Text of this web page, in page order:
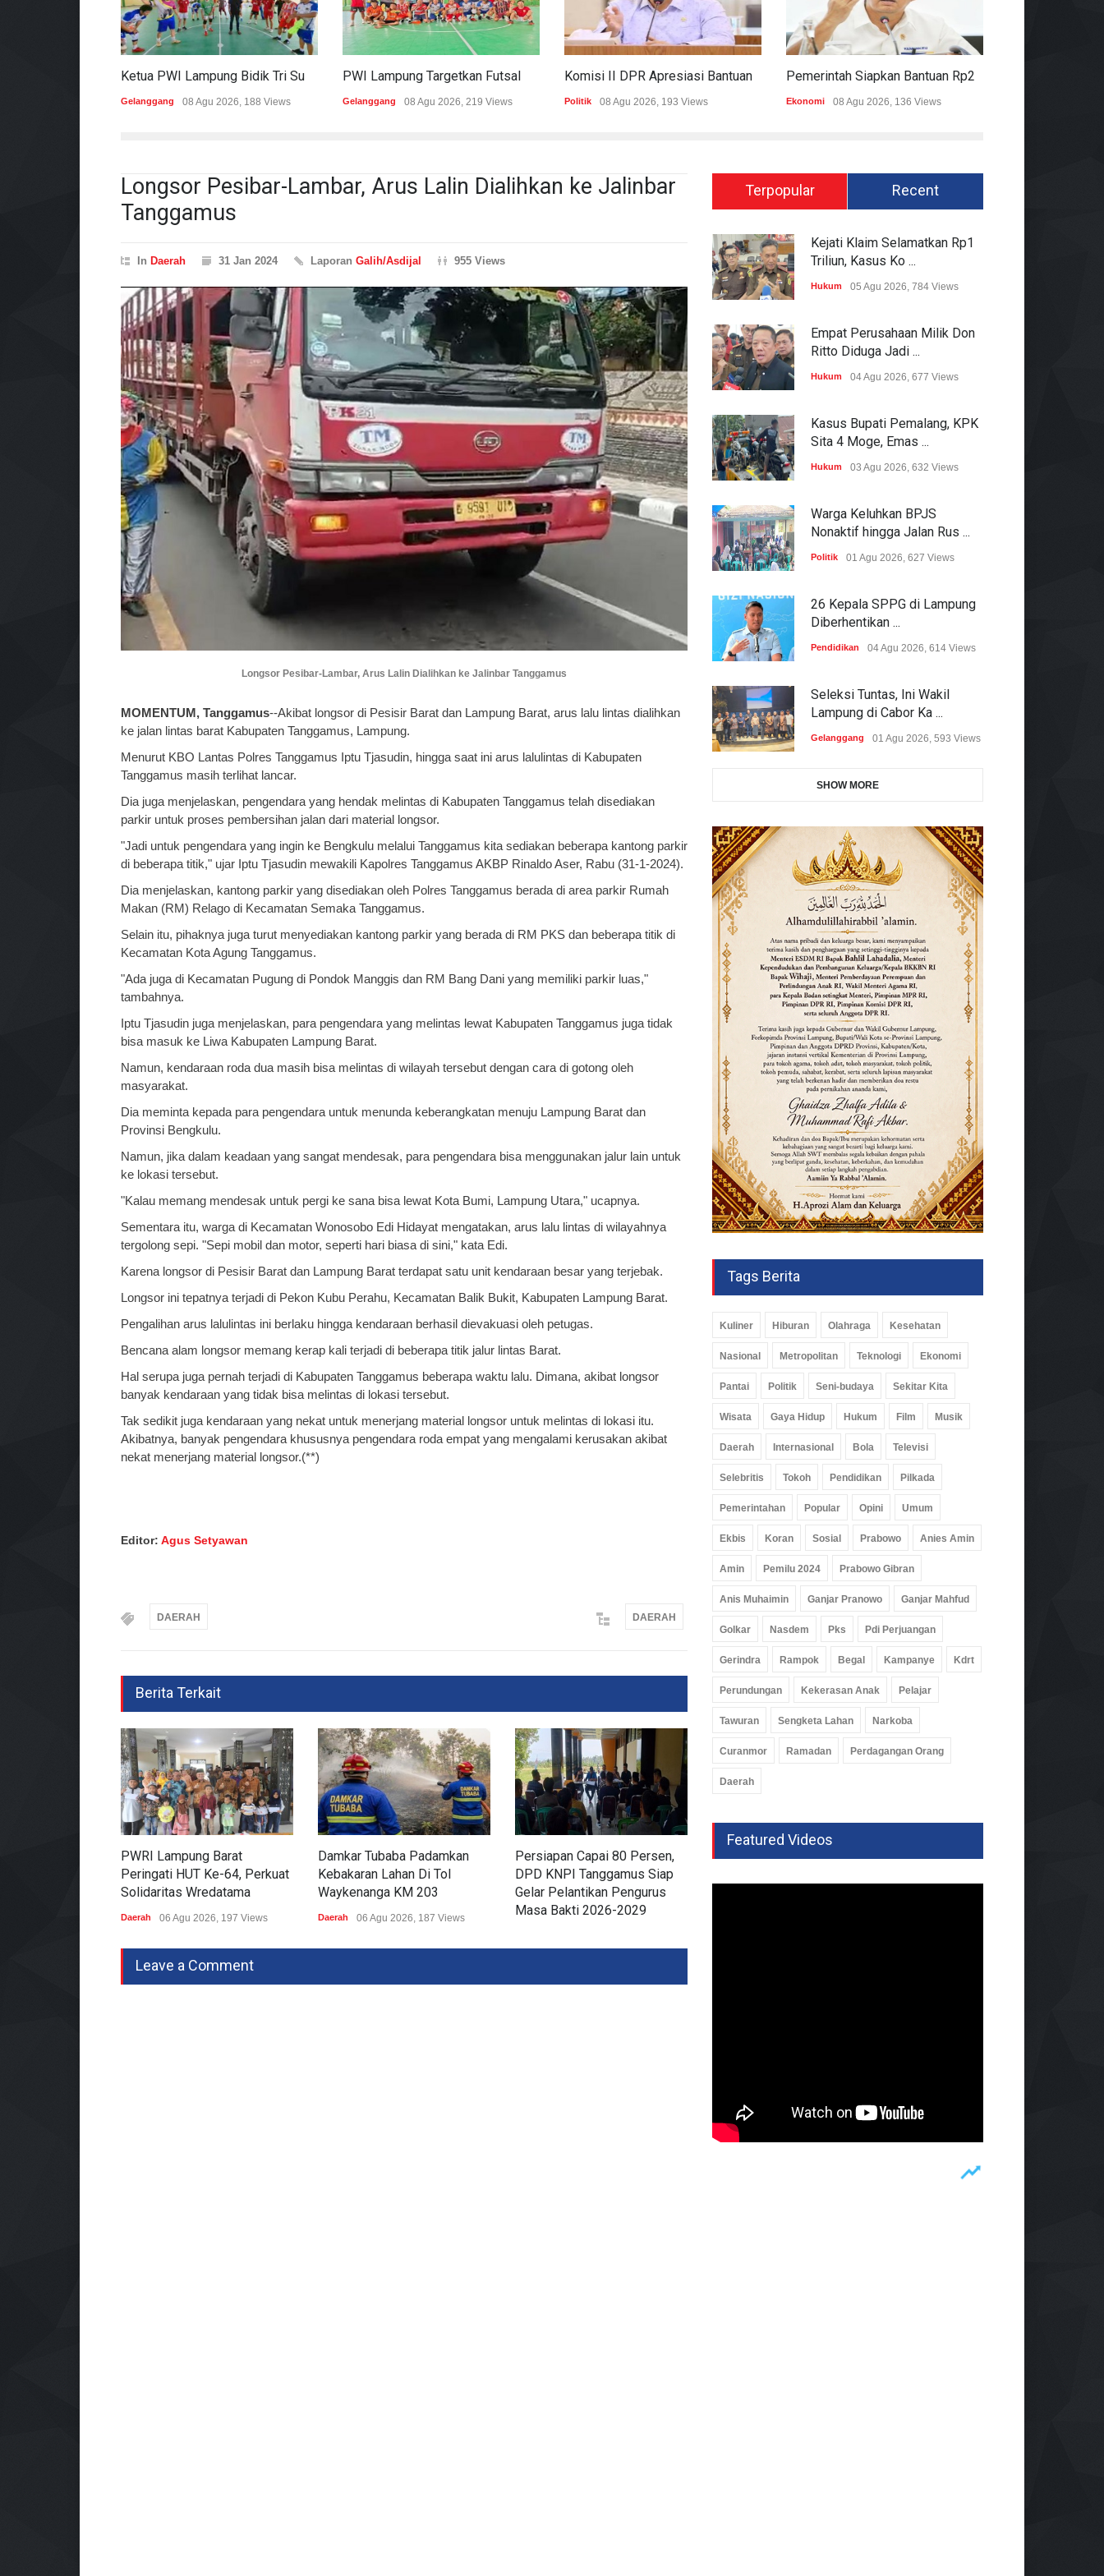
Gelanggang 08 Agu 2026, 188 Views Gelanggang 08 Agu 2026, 219 Views Politik 08 Agu 2026, 193 Views Ekonomi 08 Agu 2026, 136 Views
Longsor Pesibar-Lambar, Arus Lalin Dialihkan ke Jalinbar
Tanggamus
In Daerah 31 Jan 2024 Laporan Galih/Asdijal 955 Views
Longsor Pesibar-Lambar, Arus Lalin Dialihkan ke Jalinbar Tanggamus
MOMENTUM, Tanggamus--Akibat longsor di Pesisir Barat dan Lampung Barat, arus lalu lintas dialihkan
ke jalan lintas barat Kabupaten Tanggamus, Lampung.
Menurut KBO Lantas Polres Tanggamus Iptu Tjasudin, hingga saat ini arus lalulintas di Kabupaten
Tanggamus masih terlihat lancar.
Dia juga menjelaskan, pengendara yang hendak melintas di Kabupaten Tanggamus telah disediakan
parkir untuk proses pembersihan jalan dari material longsor.
"Jadi untuk pengendara yang ingin ke Bengkulu melalui Tanggamus kita sediakan beberapa kantong parkir
di beberapa titik," ujar Iptu Tjasudin mewakili Kapolres Tanggamus AKBP Rinaldo Aser, Rabu (31-1-2024).
Dia menjelaskan, kantong parkir yang disediakan oleh Polres Tanggamus berada di area parkir Rumah
Makan (RM) Relago di Kecamatan Semaka Tanggamus.
Selain itu, pihaknya juga turut menyediakan kantong parkir yang berada di RM PKS dan beberapa titik di
Kecamatan Kota Agung Tanggamus.
"Ada juga di Kecamatan Pugung di Pondok Manggis dan RM Bang Dani yang memiliki parkir luas,"
tambahnya.
Iptu Tjasudin juga menjelaskan, para pengendara yang melintas lewat Kabupaten Tanggamus juga tidak
bisa masuk ke Liwa Kabupaten Lampung Barat.
Namun, kendaraan roda dua masih bisa melintas di wilayah tersebut dengan cara di gotong oleh
masyarakat.
Dia meminta kepada para pengendara untuk menunda keberangkatan menuju Lampung Barat dan
Provinsi Bengkulu.
Namun, jika dalam keadaan yang sangat mendesak, para pengendara bisa menggunakan jalur lain untuk
ke lokasi tersebut.
"Kalau memang mendesak untuk pergi ke sana bisa lewat Kota Bumi, Lampung Utara," ucapnya.
Sementara itu, warga di Kecamatan Wonosobo Edi Hidayat mengatakan, arus lalu lintas di wilayahnya
tergolong sepi. "Sepi mobil dan motor, seperti hari biasa di sini," kata Edi.
Karena longsor di Pesisir Barat dan Lampung Barat terdapat satu unit kendaraan besar yang terjebak.
Longsor ini tepatnya terjadi di Pekon Kubu Perahu, Kecamatan Balik Bukit, Kabupaten Lampung Barat.
Pengalihan arus lalulintas ini berlaku hingga kendaraan berhasil dievakuasi oleh petugas.
Bencana alam longsor memang kerap kali terjadi di beberapa titik jalur lintas Barat.
Hal serupa juga pernah terjadi di Kabupaten Tanggamus beberapa waktu lalu. Dimana, akibat longsor
banyak kendaraan yang tidak bisa melintas di lokasi tersebut.
Tak sedikit juga kendaraan yang nekat untuk menerjang material longsor untuk melintas di lokasi itu.
Akibatnya, banyak pengendara khususnya pengendara roda empat yang mengalami kerusakan akibat
nekat menerjang material longsor.(**)
Editor: Agus Setyawan
DAERAH DAERAH
Berita Terkait
PWRI Lampung Barat
Peringati HUT Ke-64, Perkuat
Solidaritas Wredatama
Daerah 06 Agu 2026, 197 Views
Damkar Tubaba Padamkan
Kebakaran Lahan Di Tol
Waykenanga KM 203
Daerah 06 Agu 2026, 187 Views
Persiapan Capai 80 Persen,
DPD KNPI Tanggamus Siap
Gelar Pelantikan Pengurus
Masa Bakti 2026-2029
Dispar Pesawaran Jajaki
Leave a Comment
Terpopular Recent
Kejati Klaim Selamatkan Rp1
Triliun, Kasus Ko ...
Hukum 05 Agu 2026, 784 Views
Empat Perusahaan Milik Don
Ritto Diduga Jadi ...
Hukum 04 Agu 2026, 677 Views
Kasus Bupati Pemalang, KPK
Sita 4 Moge, Emas ...
Hukum 03 Agu 2026, 632 Views
Warga Keluhkan BPJS
Nonaktif hingga Jalan Rus ...
Politik 01 Agu 2026, 627 Views
26 Kepala SPPG di Lampung
Diberhentikan ...
Pendidikan 04 Agu 2026, 614 Views
Seleksi Tuntas, Ini Wakil
Lampung di Cabor Ka ...
Gelanggang 01 Agu 2026, 593 Views
SHOW MORE
Tags Berita
Kuliner Hiburan Olahraga Kesehatan
Nasional Metropolitan Teknologi Ekonomi
Pantai Politik Seni-budaya Sekitar Kita
Wisata Gaya Hidup Hukum Film Musik
Daerah Internasional Bola Televisi
Selebritis Tokoh Pendidikan Pilkada
Pemerintahan Popular Opini Umum
Ekbis Koran Sosial Prabowo Anies Amin
Amin Pemilu 2024 Prabowo Gibran
Anis Muhaimin Ganjar Pranowo Ganjar Mahfud
Golkar Nasdem Pks Pdi Perjuangan
Gerindra Rampok Begal Kampanye Kdrt
Perundungan Kekerasan Anak Pelajar
Tawuran Sengketa Lahan Narkoba
Curanmor Ramadan Perdagangan Orang
Daerah
Featured Videos